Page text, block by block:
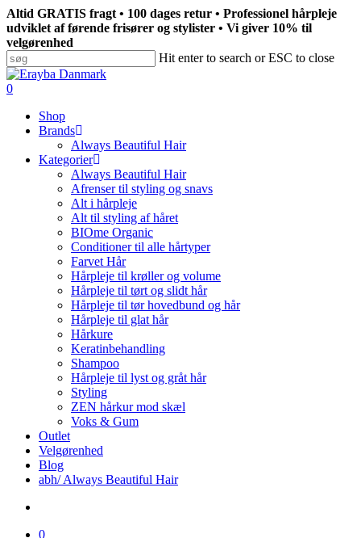
Skip
to
main
content
Altid GRATIS fragt • 100 dages retur • Professionel hårpleje
udviklet af førende frisører og stylister • Vi giver 10% til
velgørenhed
Hit enter to search or ESC to close
Close
Search
search
0
Shop
Brands
Always Beautiful Hair
Kategorier
Always Beautiful Hair
Afrenser til styling og snavs
Alt i hårpleje
Alt til styling af håret
BIOme Organic
Conditioner til alle hårtyper
Farvet Hår
Hårpleje til krøller og volume
Hårpleje til tørt og slidt hår
Hårpleje til tør hovedbund og hår
Hårpleje til glat hår
Hårkure
Keratinbehandling
Shampoo
Hårpleje til lyst og gråt hår
Styling
ZEN hårkur mod skæl
Voks & Gum
Outlet
Velgørenhed
Blog
abh/ Always Beautiful Hair
0